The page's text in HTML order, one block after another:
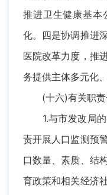
推进卫生健康基本
化。四是协调推进
医院改革力度，推
务提供主体多元化
(十六)有关职责
1.与市发改局的
责开展人口监测预
口数量、素质、结
育政策和相关经济